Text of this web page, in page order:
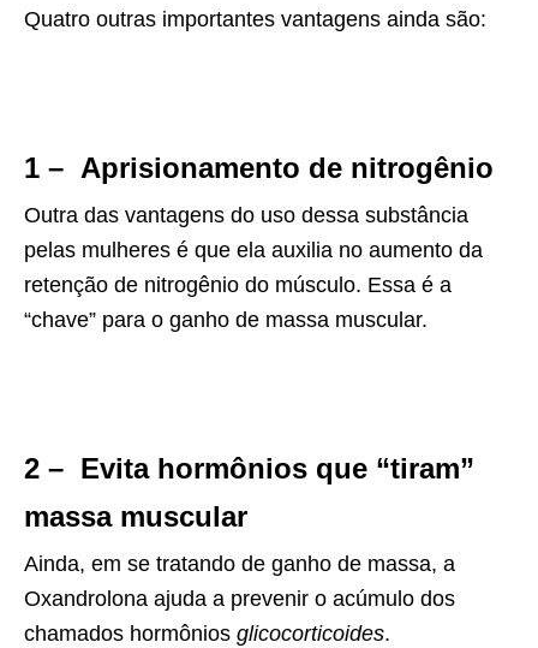
Quatro outras importantes vantagens ainda são:
1 – Aprisionamento de nitrogênio
Outra das vantagens do uso dessa substância
pelas mulheres é que ela auxilia no aumento da
retenção de nitrogênio do músculo. Essa é a
“chave” para o ganho de massa muscular.
2 – Evita hormônios que “tiram”
massa muscular
Ainda, em se tratando de ganho de massa, a
Oxandrolona ajuda a prevenir o acúmulo dos
chamados hormônios glicocorticoides.